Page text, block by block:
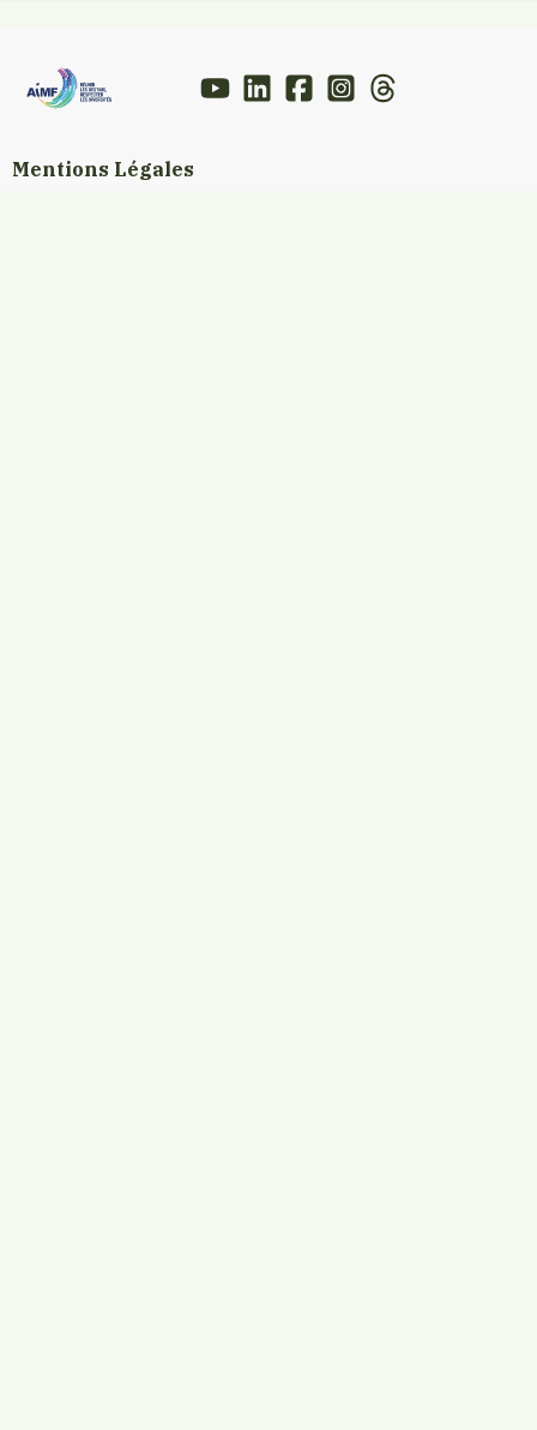
Mentions Légales